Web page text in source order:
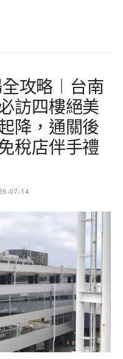
攻略︱台南
訪四樓絕美
降，通關後
稅店伴手禮
07-14